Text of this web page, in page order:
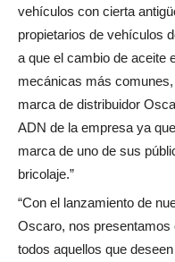
vehículos con cierta
propietarios de vehículos
a que el cambio de aceite
mecánicas más
marca de distribuidor
ADN de la empresa ya
marca de uno de sus
bricolaje.”
“Con el lanzamiento de
Oscaro, nos presentamos
todos aquellos que